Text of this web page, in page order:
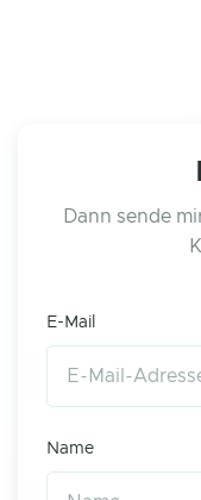
Dann sende
E-Mail
Name